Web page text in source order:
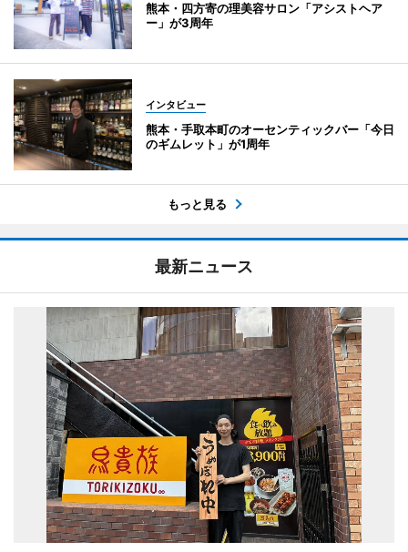
熊本・四方寄の理美容サロン「アシストヘア
ー」が3周年
インタビュー
熊本・手取本町のオーセンティックバー「今日
のギムレット」が1周年
もっと見る
最新ニュース